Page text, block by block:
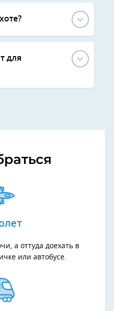
для
а оттуда доехать в
или автобусе.